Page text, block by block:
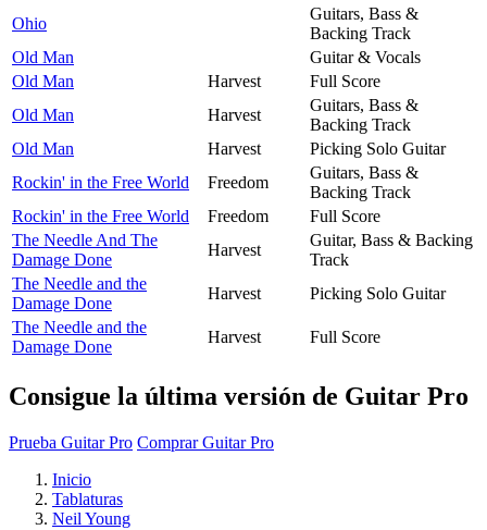
Ohio
Guitars, Bass &
Backing Track
Old Man
Guitar & Vocals
Old Man
Harvest
Full Score
Old Man
Harvest
Guitars, Bass &
Backing Track
Old Man
Harvest
Picking Solo Guitar
Rockin' in the Free World
Freedom
Guitars, Bass &
Backing Track
Rockin' in the Free World
Freedom
Full Score
The Needle And The
Damage Done
Harvest
Guitar, Bass & Backing
Track
The Needle and the
Damage Done
Harvest
Picking Solo Guitar
The Needle and the
Damage Done
Harvest Full Score
Consigue la última versión de Guitar Pro
Prueba Guitar Pro Comprar Guitar Pro
Inicio
Tablaturas
Neil Young